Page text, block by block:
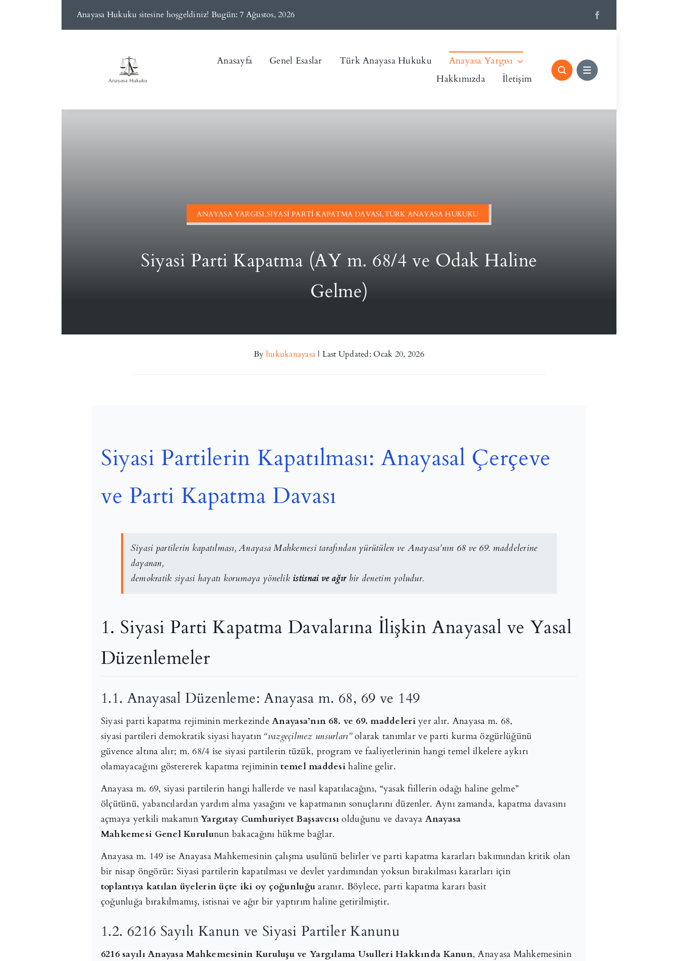
Anayasa Hukuku sitesine hoşgeldiniz! Bugün: 7 Ağustos, 2026
Anasayfa Genel Esaslar Türk Anayasa Hukuku
Anayasa Yargısı
Hakkımızda
İletişim
ANAYASA YARGISI,SIYASI PARTI KAPATMA DAVASI,TÜRK ANAYASA HUKUKU
Siyasi Parti Kapatma (AY m. 68/4 ve Odak Haline
Gelme)
By hukukanayasa | Last Updated: Ocak 20, 2026
Siyasi Partilerin Kapatılması: Anayasal Çerçeve
ve Parti Kapatma Davası
Siyasi partilerin kapatılması, Anayasa Mahkemesi tarafından yürütülen ve Anayasa’nın 68 ve 69. maddelerine
dayanan,
demokratik siyasi hayatı korumaya yönelik istisnai ve ağırbir denetim yoludur.
1. Siyasi Parti Kapatma Davalarına İlişkin Anayasal ve Yasal
Düzenlemeler
1.1. Anayasal Düzenleme: Anayasa m. 68, 69 ve 149
Siyasi parti kapatma rejiminin merkezindeAnayasa’nın 68. ve 69. maddeleriyer alır. Anayasa m. 68,
siyasi partileri demokratik siyasi hayatın “vazgeçilmez unsurları”olarak tanımlar ve parti kurma özgürlüğünü
güvence altına alır; m. 68/4 ise siyasi partilerin tüzük, program ve faaliyetlerinin hangi temel ilkelere aykırı
olamayacağını göstererek kapatma rejiminintemel maddesi haline gelir.
Anayasa m. 69, siyasi partilerin hangi hallerde ve nasıl kapatılacağını, “yasak fiillerin odağı haline gelme”
ölçütünü, yabancılardan yardım alma yasağını ve kapatmanın sonuçlarını düzenler. Aynı zamanda, kapatma davasını
açmaya yetkili makamınYargıtay Cumhuriyet Başsavcısı olduğunu ve davaya Anayasa
Mahkemesi Genel Kurulunun bakacağını hükme bağlar.
Anayasa m. 149 ise Anayasa Mahkemesinin çalışma usulünü belirler ve parti kapatma kararları bakımından kritik olan
bir nisap öngörür: Siyasi partilerin kapatılması ve devlet yardımından yoksun bırakılması kararları için
toplantıya katılan üyelerin üçte iki oy çoğunluğu aranır. Böylece, parti kapatma kararı basit
çoğunluğa bırakılmamış, istisnai ve ağır bir yaptırım haline getirilmiştir.
1.2. 6216 Sayılı Kanun ve Siyasi Partiler Kanunu
6216 sayılı Anayasa Mahkemesinin Kuruluşu ve Yargılama Usulleri Hakkında Kanun, Anayasa Mahkemesinin